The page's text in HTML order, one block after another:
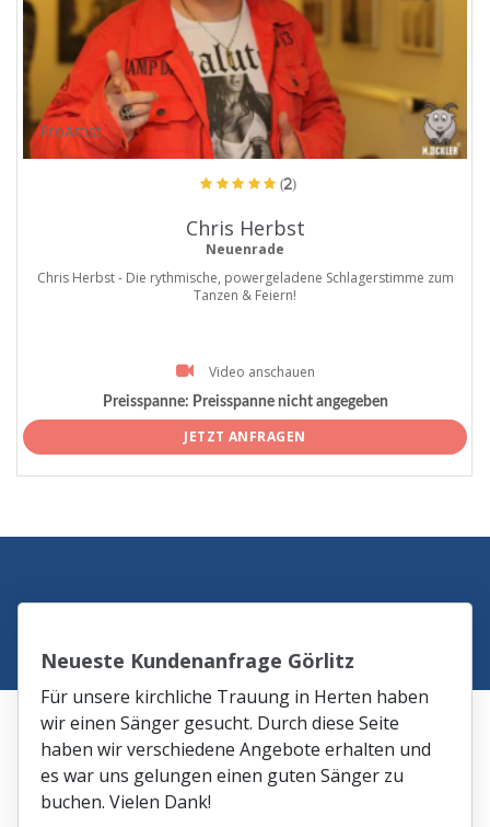
ProArtist
(2)
Chris Herbst
Neuenrade
Chris Herbst - Die rythmische, powergeladene Schlagerstimme zum
Tanzen & Feiern!
Video anschauen
Preisspanne: Preisspanne nicht angegeben
JETZT ANFRAGEN
Neueste Kundenanfrage Görlitz
Für unsere kirchliche Trauung in Herten haben
wir einen Sänger gesucht. Durch diese Seite
haben wir verschiedene Angebote erhalten und
es war uns gelungen einen guten Sänger zu
buchen. Vielen Dank!